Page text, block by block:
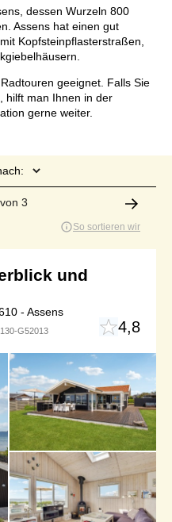
dessen Wurzeln 800
Assens hat einen gut
Kopfsteinpflasterstraßen,
geeignet. Falls Sie
hilft man Ihnen in der
gerne weiter.
3
So sortieren wir
und
- Assens
130-G52013 4,8